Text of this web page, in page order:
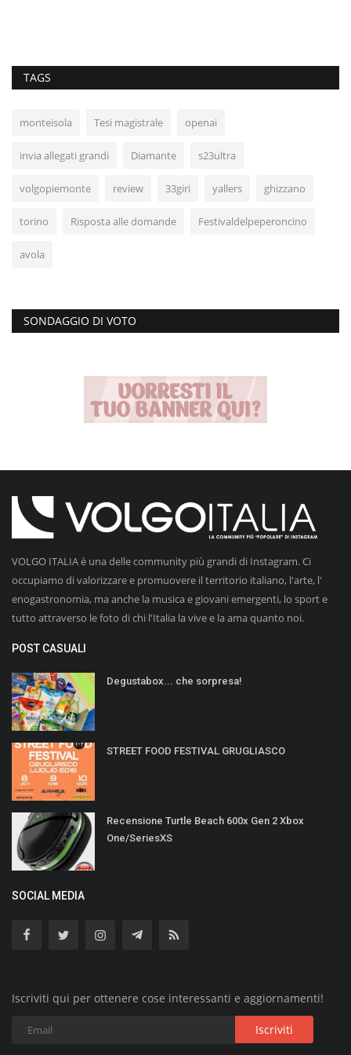
TAGS
monteisola Tesi magistrale openai
invia allegati grandi Diamante s23ultra
volgopiemonte review 33giri yallers ghizzano
torino Risposta alle domande Festivaldelpeperoncino
avola
SONDAGGIO DI VOTO
VOLGO ITALIA è una delle community più grandi di Instagram. Ci
occupiamo di valorizzare e promuovere il territorio italiano, l'arte, l'
enogastronomia, ma anche la musica e giovani emergenti, lo sport e
tutto attraverso le foto di chi l'Italia la vive e la ama quanto noi.
POST CASUALI
Degustabox... che sorpresa!
STREET FOOD FESTIVAL GRUGLIASCO
Recensione Turtle Beach 600x Gen 2 Xbox
One/SeriesXS
SOCIAL MEDIA
Iscriviti qui per ottenere cose interessanti e aggiornamenti!
Iscriviti